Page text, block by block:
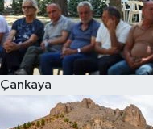
Çankaya